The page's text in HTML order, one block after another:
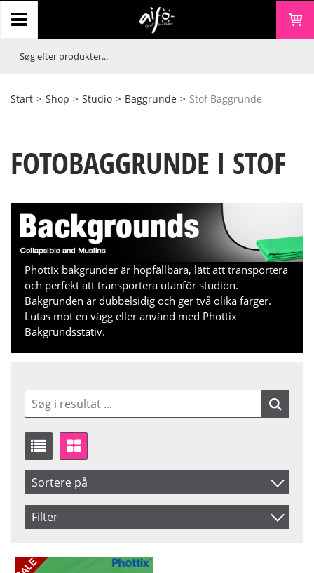
Start > Shop > Studio > Baggrunde > Stof Baggrunde
FOTOBAGGRUNDE I STOF
Phottix bakgrunder är hopfällbara, lätt att transportera
och perfekt att transportera utanför studion.
Bakgrunden är dubbelsidig och ger två olika färger.
Lutas mot en vägg eller använd med Phottix
Bakgrundsstativ.
Sortere på
Produkt Kode
Navn
Filter
På lager